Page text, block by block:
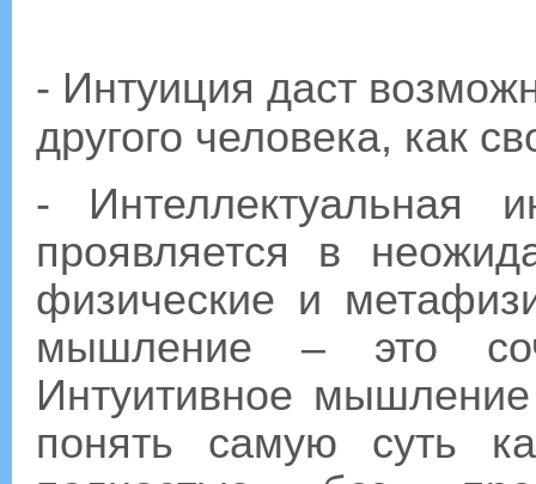
- Интуиция даст
другого человека, как
- Интеллектуальная
проявляется в
физические и
мышление – это
Интуитивное
понять самую суть